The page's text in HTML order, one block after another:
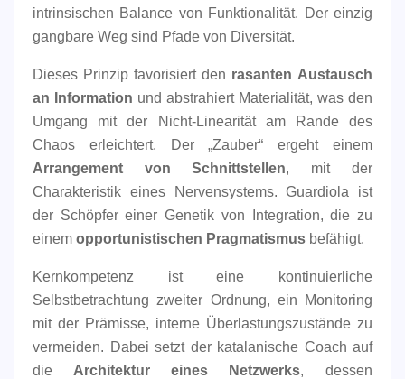
intrinsischen Balance von Funktionalität. Der einzig
gangbare Weg sind Pfade von Diversität.
Dieses Prinzip favorisiert den rasanten Austausch
an Information und abstrahiert Materialität, was den
Umgang mit der Nicht-Linearität am Rande des
Chaos erleichtert. Der „Zauber“ ergeht einem
Arrangement von Schnittstellen, mit der
Charakteristik eines Nervensystems. Guardiola ist
der Schöpfer einer Genetik von Integration, die zu
einem opportunistischen Pragmatismus befähigt.
Kernkompetenz ist eine kontinuierliche
Selbstbetrachtung zweiter Ordnung, ein Monitoring
mit der Prämisse, interne Überlastungszustände zu
vermeiden. Dabei setzt der katalanische Coach auf
die Architektur eines Netzwerks, dessen